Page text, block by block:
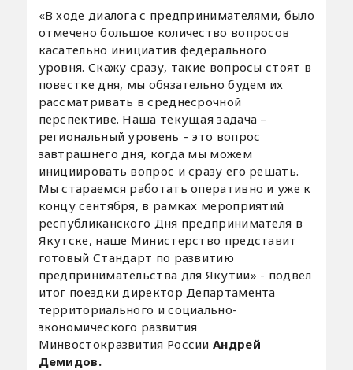
«В ходе диалога с предпринимателями, было
отмечено большое количество вопросов
касательно инициатив федерального
уровня. Скажу сразу, такие вопросы стоят в
повестке дня, мы обязательно будем их
рассматривать в среднесрочной
перспективе. Наша текущая задача –
региональный уровень – это вопрос
завтрашнего дня, когда мы можем
инициировать вопрос и сразу его решать.
Мы стараемся работать оперативно и уже к
концу сентября, в рамках мероприятий
республиканского Дня предпринимателя в
Якутске, наше Министерство представит
готовый Стандарт по развитию
предпринимательства для Якутии» - подвел
итог поездки директор Департамента
территориального и социально-
экономического развития
Минвостокразвития РоссииАндрей
Демидов.